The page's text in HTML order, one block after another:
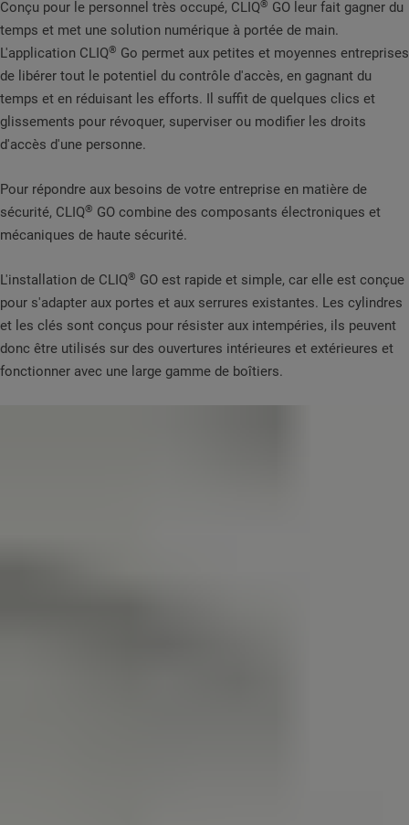
Conçu pour le personnel très occupé, CLIQ® GO leur fait gagner du
temps et met une solution numérique à portée de main.
L'application CLIQ® Go permet aux petites et moyennes entreprises
de libérer tout le potentiel du contrôle d'accès, en gagnant du
temps et en réduisant les efforts. Il suffit de quelques clics et
glissements pour révoquer, superviser ou modifier les droits
d'accès d'une personne.
Pour répondre aux besoins de votre entreprise en matière de
sécurité, CLIQ® GO combine des composants électroniques et
mécaniques de haute sécurité.
L'installation de CLIQ® GO est rapide et simple, car elle est conçue
pour s'adapter aux portes et aux serrures existantes. Les cylindres
et les clés sont conçus pour résister aux intempéries, ils peuvent
donc être utilisés sur des ouvertures intérieures et extérieures et
fonctionner avec une large gamme de boîtiers.